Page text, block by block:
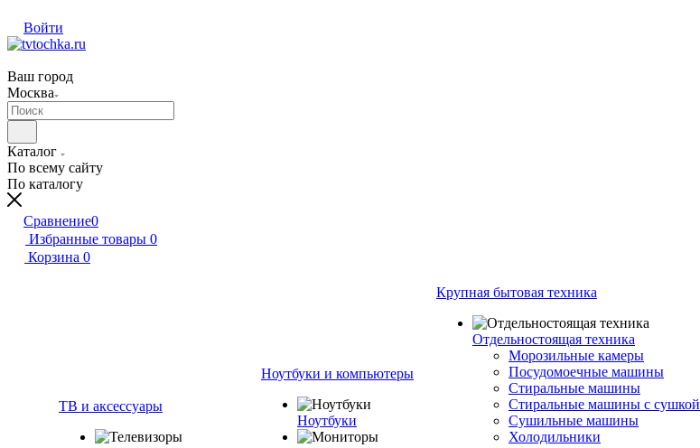
Войти
Ваш город
Москва
Каталог
По всему сайту
По каталогу
Сравнение0
Избранные товары 0
Корзина 0
ТВ и аксессуары
Ноутбуки и компьютеры
Ноутбуки
Крупная бытовая техника
Отдельностоящая техника
Морозильные камеры
Посудомоечные машины
Стиральные машины
Стиральные машины с сушкой
Сушильные машины
Холодильники